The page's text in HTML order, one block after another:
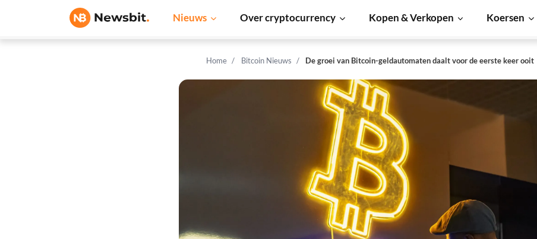
Nieuws Over cryptocurrency Kopen & Verkopen Koersen
Home Bitcoin Nieuws De groei van Bitcoin-geldautomaten daalt voor de eerste keer ooit